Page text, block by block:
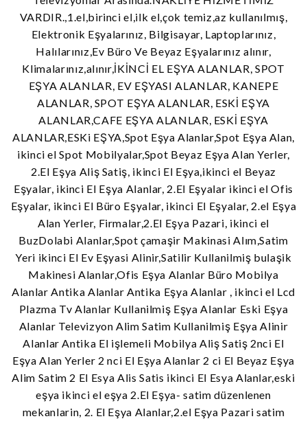
Serkan Gezer
Geçen sene koltuk takımı almıştık. Bi problem
yaşamadık. Bu hafta tekrar LCD tv aldık. Gayet
iyi çıktı sıfir kalitesinde teşekkürler Efe spot
Hakan Selvi
VARDIR.,1.el,birinci el,ilk el,çok temiz,az kullanılmış,
Elektronik Eşyalarınız, Bilgisayar, Laptoplarınız,
Halılarınız,Ev Büro Ve Beyaz Eşyalarınız alınır,
Klimalarınız,alınır,İKİNCİ EL EŞYA ALANLAR, SPOT
EŞYA ALANLAR, EV EŞYASI ALANLAR, KANEPE
ALANLAR, SPOT EŞYA ALANLAR, ESKİ EŞYA
ALANLAR,CAFE EŞYA ALANLAR, ESKİ EŞYA
ALANLAR,ESKi EŞYA,Spot Eşya Alanlar,Spot Eşya Alan,
ikinci el Spot Mobilyalar,Spot Beyaz Eşya Alan Yerler,
2.El Eşya Aliş Satiş, ikinci El Eşya,ikinci el Beyaz
Eşyalar, ikinci El Eşya Alanlar, 2.El Eşyalar ikinci el Ofis
Eşyalar, ikinci El Büro Eşyalar, ikinci El Eşyalar, 2.el Eşya
Alan Yerler, Firmalar,2.El Eşya Pazari, ikinci el
BuzDolabi Alanlar,Spot çamaşir Makinasi Alım,Satim
Yeri ikinci El Ev Eşyasi Alinir,Satilir Kullanilmiş bulaşik
Makinesi Alanlar,Ofis Eşya Alanlar Büro Mobilya
Alanlar Antika Alanlar Antika Eşya Alanlar , ikinci el Lcd
Plazma Tv Alanlar Kullanilmiş Eşya Alanlar Eski Eşya
Alanlar Televizyon Alim Satim Kullanilmiş Eşya Alinir
Alanlar Antika El işlemeli Mobilya Aliş Satiş 2nci El
Eşya Alan Yerler 2 nci El Eşya Alanlar 2 ci El Beyaz Eşya
Alim Satim 2 El Esya Alis Satis ikinci El Esya Alanlar,eski
eşya ikinci el eşya 2.El Eşya- satim düzenlenen
mekanlarin, 2. El Eşya Alanlar,2.el Eşya Pazari satim